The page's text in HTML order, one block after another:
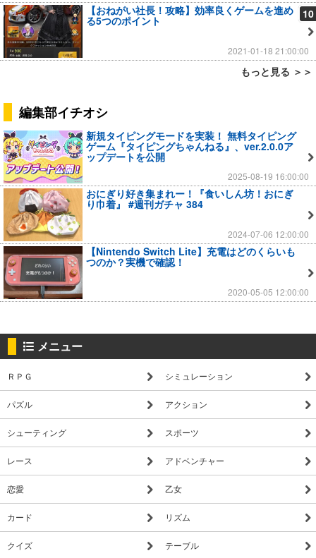
10
【おねがい社長！攻略】効率良くゲームを進め
る5つのポイント
2021-01-18 21:00:00
もっと見る ＞＞
編集部イチオシ
新規タイピングモードを実装！ 無料タイピング
ゲーム『タイピングちゃんねる』、ver.2.0.0ア
ップデートを公開
2025-08-19 16:00:00
おにぎり好き集まれー！『食いしん坊！おにぎ
り巾着』 #週刊ガチャ 384
2024-07-06 12:00:00
【Nintendo Switch Lite】充電はどのくらいも
つのか？実機で確認！
2020-05-05 12:00:00
メニュー
ＲＰＧ シミュレーション
パズル アクション
シューティング スポーツ
レース アドベンチャー
恋愛 乙女
カード リズム
クイズ テーブル